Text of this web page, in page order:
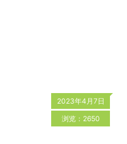
2023年4月7日
浏览：2650